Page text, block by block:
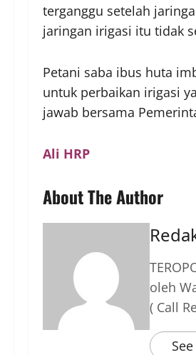
terganggu setelah
jaringan irigasi itu tidak
Petani saba ibus huta
untuk perbaikan irigasi
jawab bersama
Ali HRP
About The Author
oleh
( Call